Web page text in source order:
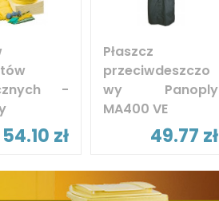
-
54.10 zł
Płaszcz
przeciwdeszczo
wy Panoply
MA400 VE
49.77 zł